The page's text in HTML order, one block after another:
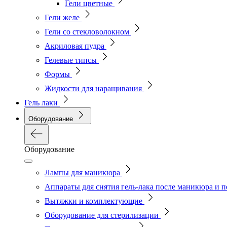
Гели цветные
Гели желе
Гели со стекловолокном
Акриловая пудра
Гелевые типсы
Формы
Жидкости для наращивания
Гель лаки
Оборудование
Оборудование
Лампы для маникюра
Аппараты для снятия гель-лака после маникюра и
Вытяжки и комплектующие
Оборудование для стерилизации